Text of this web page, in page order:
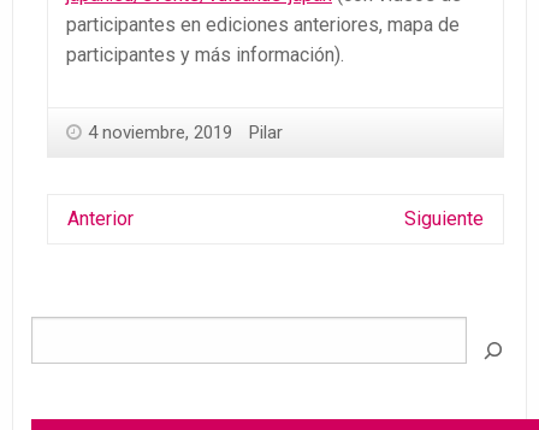
participantes en ediciones anteriores, mapa de
participantes y más información).
4 noviembre, 2019 Pilar
Anterior Siguiente